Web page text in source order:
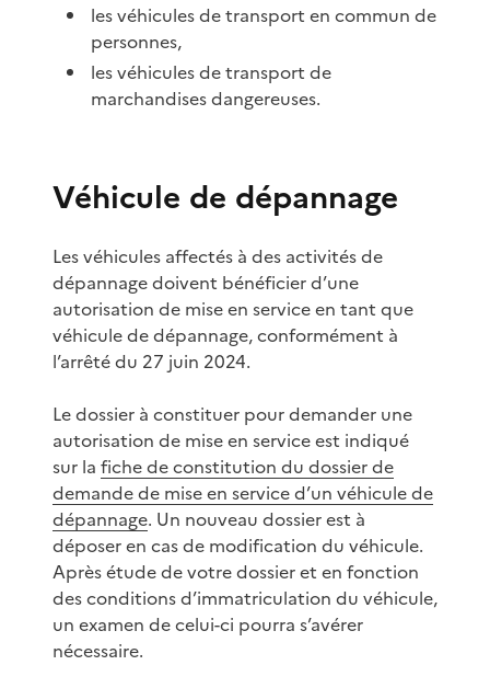
les véhicules de transport en commun de
personnes,
les véhicules de transport de
marchandises dangereuses.
Véhicule de dépannage
Les véhicules affectés à des activités de
dépannage doivent bénéficier d’une
autorisation de mise en service en tant que
véhicule de dépannage, conformément à
l’arrêté du 27 juin 2024.
Le dossier à constituer pour demander une
autorisation de mise en service est indiqué
sur la fiche de constitution du dossier de
demande de mise en service d’un véhicule de
dépannage. Un nouveau dossier est à
déposer en cas de modification du véhicule.
Après étude de votre dossier et en fonction
des conditions d’immatriculation du véhicule,
un examen de celui-ci pourra s’avérer
nécessaire.